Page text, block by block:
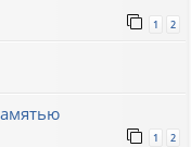
1 2
1 2